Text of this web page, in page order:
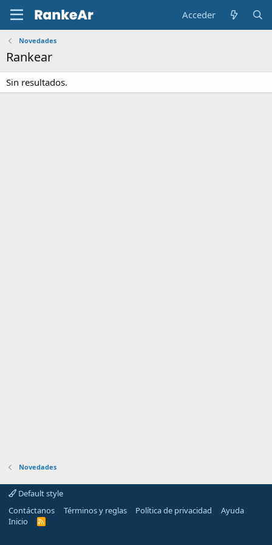
Acceder
Novedades
Rankear
Sin resultados.
Novedades
Default style
Contáctanos
Términos y reglas Política de privacidad
Ayuda
Inicio
R